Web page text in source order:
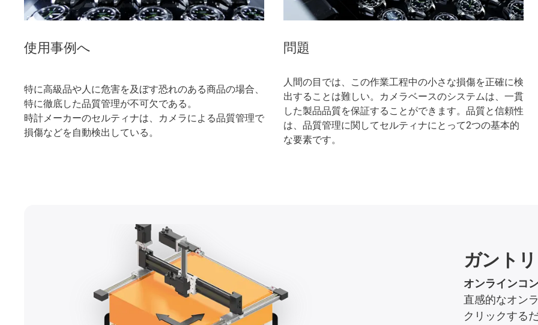
使用事例へ
特に高級品や人に危害を及ぼす恐れのある商品の場合、
特に徹底した品質管理が不可欠である。
時計メーカーのセルティナは、カメラによる品質管理で
損傷などを自動検出している。
問題
人間の目では、この作業工程中の小さな損傷を正確に検
出することは難しい。カメラベースのシステムは、一貫
した製品品質を保証することができます。品質と信頼性
は、品質管理に関してセルティナにとって2つの基本的
な要素です。
ガント
オンラインコ
直感的なオン
クリックする